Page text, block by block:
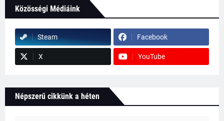
Közösségi Médiáink
Steam Facebook
X YouTube
Népszerű cikkünk a héten